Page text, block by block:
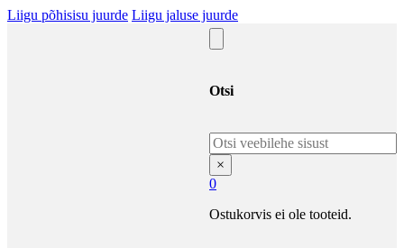
Liigu põhisisu juurde Liigu jaluse juurde
Otsi
Otsi
×
0
Ostukorvis ei ole tooteid.